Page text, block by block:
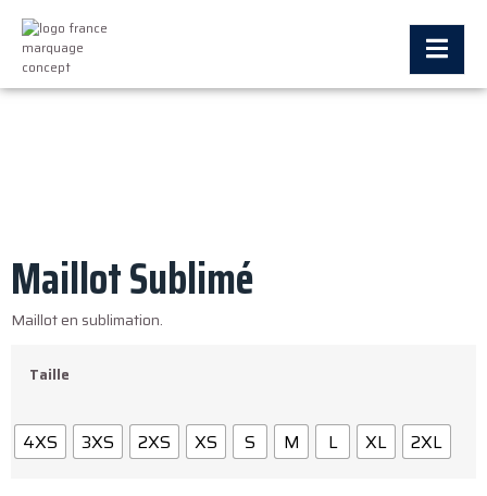
Maillot Sublimé
Maillot en sublimation.
Taille
4XS 3XS 2XS XS S M L XL 2XL